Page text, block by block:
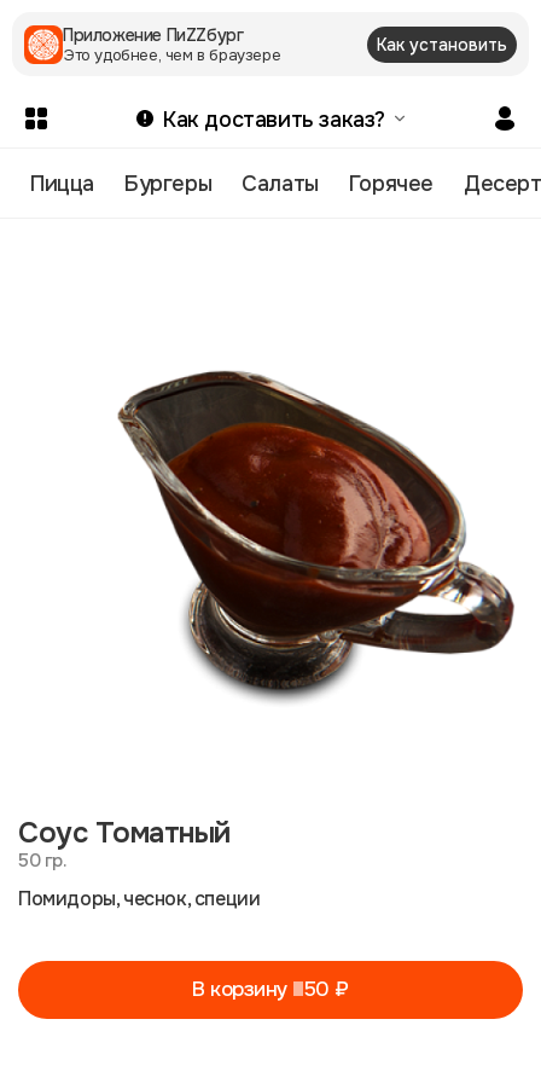
Приложение ПиZZбург
Это удобнее, чем в браузере Как установить
Как доставить заказ?
Пицца Бургеры Салаты Горячее
Соус Томатный
50 гр.
Помидоры, чеснок, специи
В корзину 50 ₽